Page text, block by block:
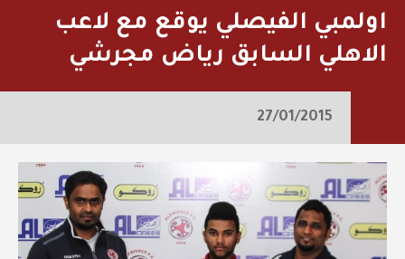
‎اولمبي الفيصلي يوقع مع لاعب
الاهلي السابق رياض مجرشي
27/01/2015